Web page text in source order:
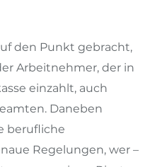
den Punkt gebracht,
Arbeitnehmer, der in
einzahlt, auch
Daneben
berufliche
Regelungen, wer –